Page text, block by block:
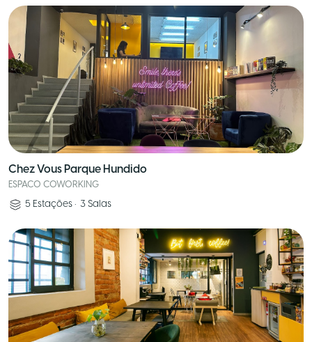
Chez Vous Parque Hundido
ESPACO COWORKING
5 Estações • 3 Salas